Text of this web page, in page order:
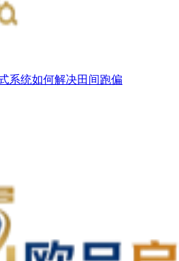
系统如何解决田间跑偏